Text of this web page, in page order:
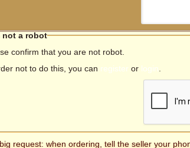
not a robot
confirm that you are not robot.
not to do this, you can register or login
request: when ordering, tell the seller your